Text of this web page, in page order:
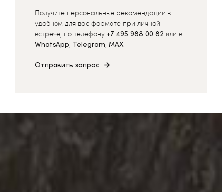
Получите персональные рекомендации в
удобном для вас формате при личной
встрече, по телефону +7 495 988 00 82 или в
WhatsApp, Telegram, MAX
Отправить запрос